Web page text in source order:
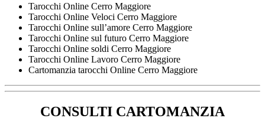
Tarocchi Online Cerro Maggiore
Tarocchi Online Veloci Cerro Maggiore
Tarocchi Online sull’amore Cerro Maggiore
Tarocchi Online sul futuro Cerro Maggiore
Tarocchi Online soldi Cerro Maggiore
Tarocchi Online Lavoro Cerro Maggiore
Cartomanzia tarocchi Online Cerro Maggiore
CONSULTI CARTOMANZIA